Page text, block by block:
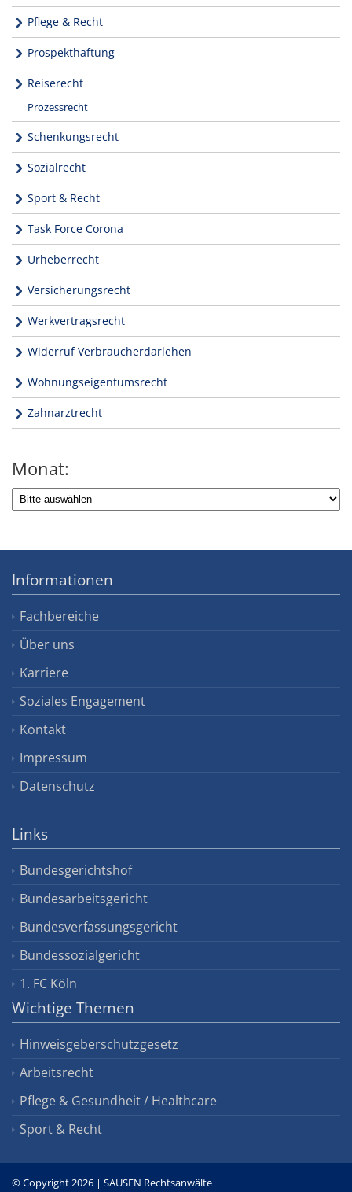
Pflege & Recht
Prospekthaftung
Reiserecht
Prozessrecht
Schenkungsrecht
Sozialrecht
Sport & Recht
Task Force Corona
Urheberrecht
Versicherungsrecht
Werkvertragsrecht
Widerruf Verbraucherdarlehen
Wohnungseigentumsrecht
Zahnarztrecht
Monat:
Informationen
Fachbereiche
Über uns
Karriere
Soziales Engagement
Kontakt
Impressum
Datenschutz
Links
Bundesgerichtshof
Bundesarbeitsgericht
Bundesverfassungsgericht
Bundessozialgericht
1. FC Köln
Wichtige Themen
Hinweisgeberschutzgesetz
Arbeitsrecht
Pflege & Gesundheit / Healthcare
Sport & Recht
© Copyright 2026 | SAUSEN Rechtsanwälte